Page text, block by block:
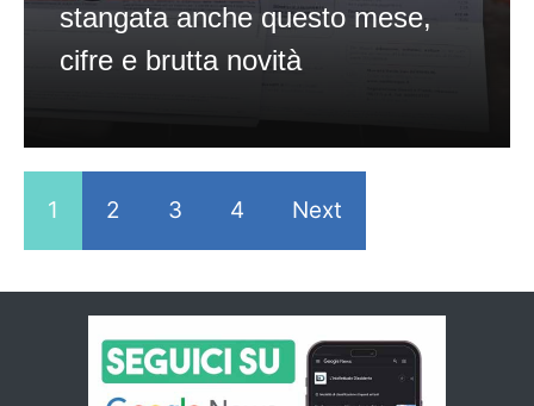
stangata anche questo mese,
cifre e brutta novità
1 2 3 4 Next